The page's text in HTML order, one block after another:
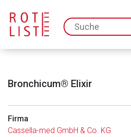
Bronchicum® Elixir
Firma
Cassella-med GmbH & Co. KG